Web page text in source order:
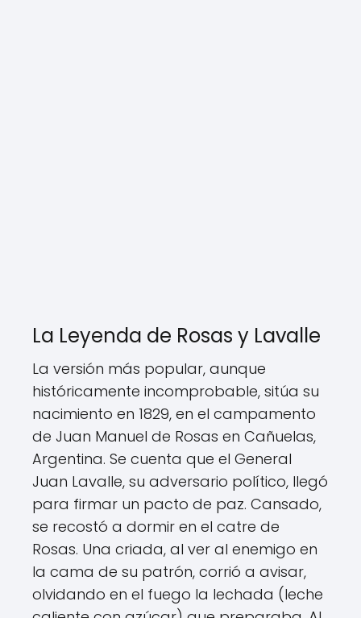
La Leyenda de Rosas y Lavalle
La versión más popular, aunque
históricamente incomprobable, sitúa su
nacimiento en 1829, en el campamento
de Juan Manuel de Rosas en Cañuelas,
Argentina. Se cuenta que el General
Juan Lavalle, su adversario político, llegó
para firmar un pacto de paz. Cansado,
se recostó a dormir en el catre de
Rosas. Una criada, al ver al enemigo en
la cama de su patrón, corrió a avisar,
olvidando en el fuego la lechada (leche